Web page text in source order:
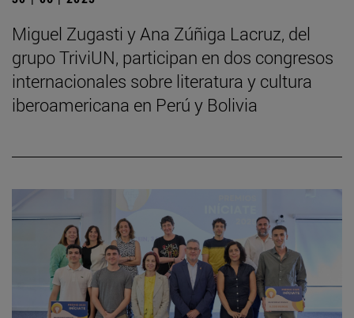
Miguel Zugasti y Ana Zúñiga Lacruz, del
grupo TriviUN, participan en dos congresos
internacionales sobre literatura y cultura
iberoamericana en Perú y Bolivia